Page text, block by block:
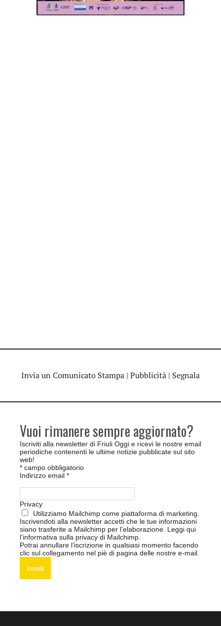
Invia un Comunicato Stampa | Pubblicità | Segnala
Vuoi rimanere sempre aggiornato?
Iscriviti alla newsletter di Friuli Oggi e ricevi le nostre email
periodiche contenenti le ultime notizie pubblicate sul sito
web!
* campo obbligatorio
Indirizzo email *
Privacy
Utilizziamo Mailchimp come piattaforma di marketing.
Iscrivendoti alla newsletter accetti che le tue informazioni
siano trasferite a Mailchimp per l’elaborazione. Leggi qui
l’informativa sulla privacy di Mailchimp
Potrai annullare l’iscrizione in qualsiasi momento facendo
clic sul collegamento nel piè di pagina delle nostre e-mail.